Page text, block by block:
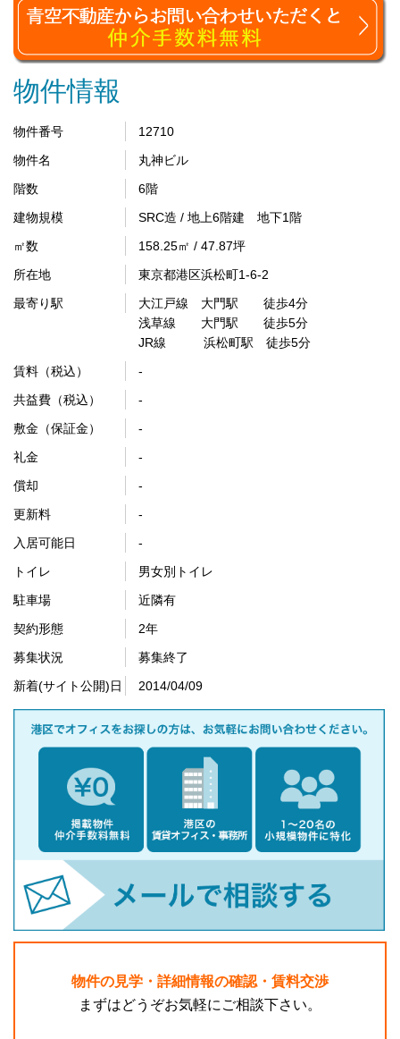
物件情報
物件番号
12710
物件名
丸神ビル
階数
6階
建物規模
SRC造 / 地上6階建 地下1階
㎡数
158.25㎡ / 47.87坪
所在地
東京都港区浜松町1-6-2
最寄り駅
大江戸線 大門駅 徒歩4分
浅草線 大門駅 徒歩5分
JR線 浜松町駅 徒歩5分
賃料（税込）
-
共益費（税込）
-
敷金（保証金）
-
礼金
-
償却
-
更新料
-
入居可能日
-
トイレ
男女別トイレ
駐車場
近隣有
契約形態
2年
募集状況
募集終了
新着(サイト公開)日
2014/04/09
物件の見学・詳細情報の確認・賃料交渉
まずはどうぞお気軽にご相談下さい。